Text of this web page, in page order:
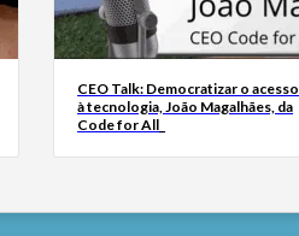
CEO Talk: Democratizar o acesso
à tecnologia, João Magalhães, da
Code for All_